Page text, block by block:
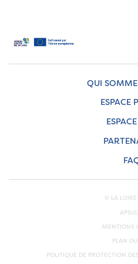
QUI
ESPACE
© LA LOIRE
MENTIONS
PLAN
POLITIQUE DE PROTECTION